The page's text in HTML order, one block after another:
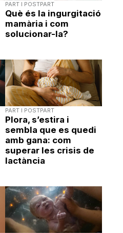
PART I POSTPART
Què és la ingurgitació
mamària i com
solucionar-la?
PART I POSTPART
Plora, s’estira i
sembla que es quedi
amb gana: com
superar les crisis de
lactància